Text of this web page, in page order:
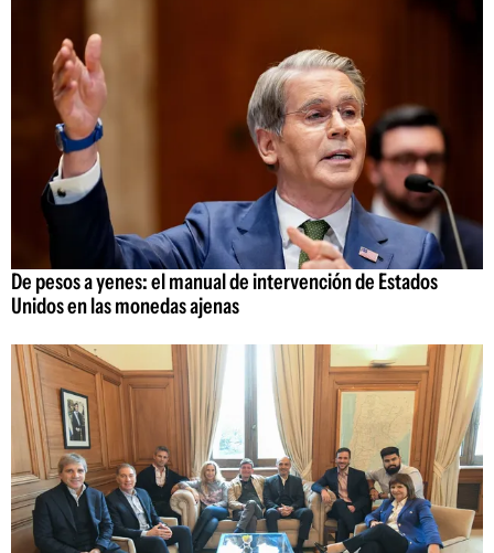
De pesos a yenes: el manual de intervención de Estados
Unidos en las monedas ajenas